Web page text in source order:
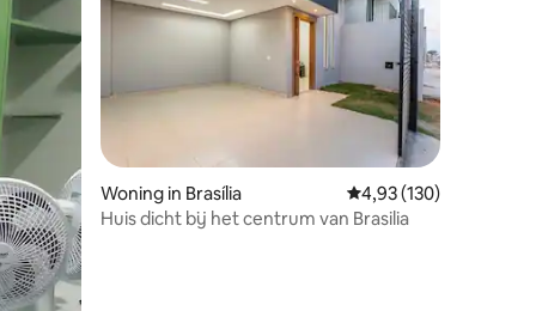
Woning in Brasília Gemiddelde
4,93 (130)
Huis dicht bij het centrum van Brasilia